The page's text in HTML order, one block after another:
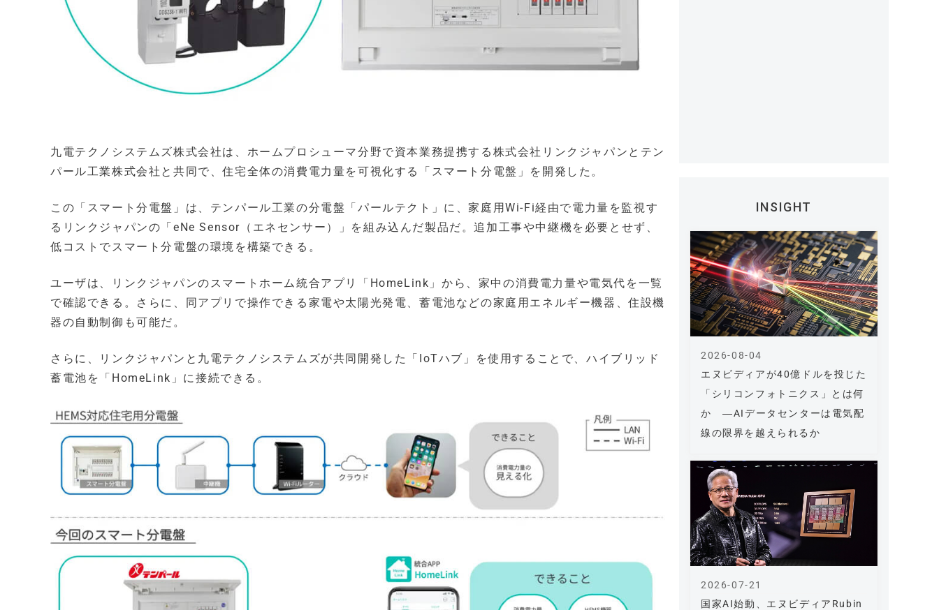
九電テクノシステムズ株式会社は、ホームプロシューマ分野で資本業務提携する株式会社リンクジャパンとテン
パール工業株式会社と共同で、住宅全体の消費電力量を可視化する「スマート分電盤」を開発した。
この「スマート分電盤」は、テンパール工業の分電盤「パールテクト」に、家庭用Wi-Fi経由で電力量を監視す
るリンクジャパンの「eNe Sensor（エネセンサー）」を組み込んだ製品だ。追加工事や中継機を必要とせず、
低コストでスマート分電盤の環境を構築できる。
ユーザは、リンクジャパンのスマートホーム統合アプリ「HomeLink」から、家中の消費電力量や電気代を一覧
で確認できる。さらに、同アプリで操作できる家電や太陽光発電、蓄電池などの家庭用エネルギー機器、住設機
器の自動制御も可能だ。
さらに、リンクジャパンと九電テクノシステムズが共同開発した「IoTハブ」を使用することで、ハイブリッド
蓄電池を「HomeLink」に接続できる。
INSIGHT
エヌビディアが40億ドルを投じた
「シリコンフォトニクス」とは何
か ―AIデータセンターは電気配
線の限界を越えられるか
2026-08-04
国家AI始動、エヌビディアRubin
2026-07-21